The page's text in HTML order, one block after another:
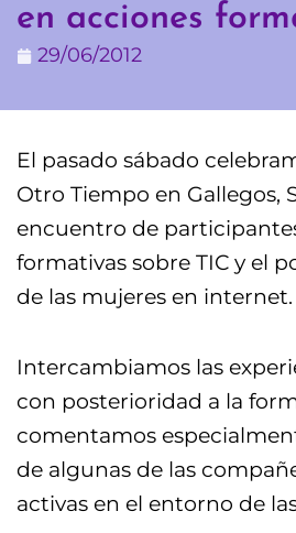
en acciones
29/06/2012
El pasado sábado
Otro Tiempo en Gallegos,
encuentro de
formativas sobre TIC y el
de las mujeres en internet.
Intercambiamos las
con posterioridad a la
comentamos
de algunas de las
activas en el entorno de